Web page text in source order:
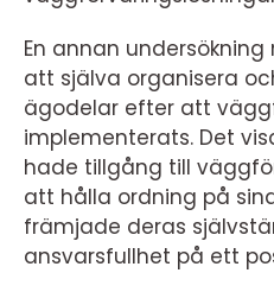
En annan
att själva organisera
ägodelar efter att
implementerats. Det
hade tillgång till
att hålla ordning på
främjade deras
ansvarsfullhet på ett